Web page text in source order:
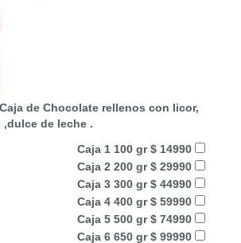
de Chocolate rellenos con licor,
,dulce de leche .
Caja 1 100 gr $ 14990
Caja 2 200 gr $ 29990
Caja 3 300 gr $ 44990
Caja 4 400 gr $ 59990
Caja 5 500 gr $ 74990
Caja 6 650 gr $ 99990